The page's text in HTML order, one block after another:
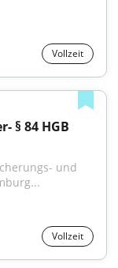
Vollzeit
§ 84 HGB
und
Vollzeit